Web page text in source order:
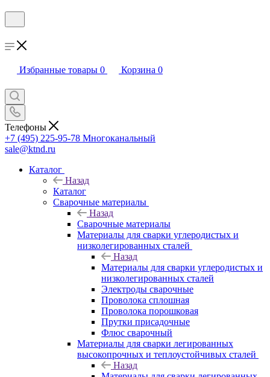
Избранные товары 0 Корзина 0
Телефоны
+7 (495) 225-95-78 Многоканальный
sale@ktnd.ru
Каталог
Назад
Каталог
Сварочные материалы
Назад
Сварочные материалы
Материалы для сварки углеродистых и
низколегированных сталей
Назад
Материалы для сварки углеродистых и
низколегированных сталей
Электроды сварочные
Проволока сплошная
Проволока порошковая
Прутки присадочные
Флюс сварочный
Материалы для сварки легированных
высокопрочных и теплоустойчивых сталей
Назад